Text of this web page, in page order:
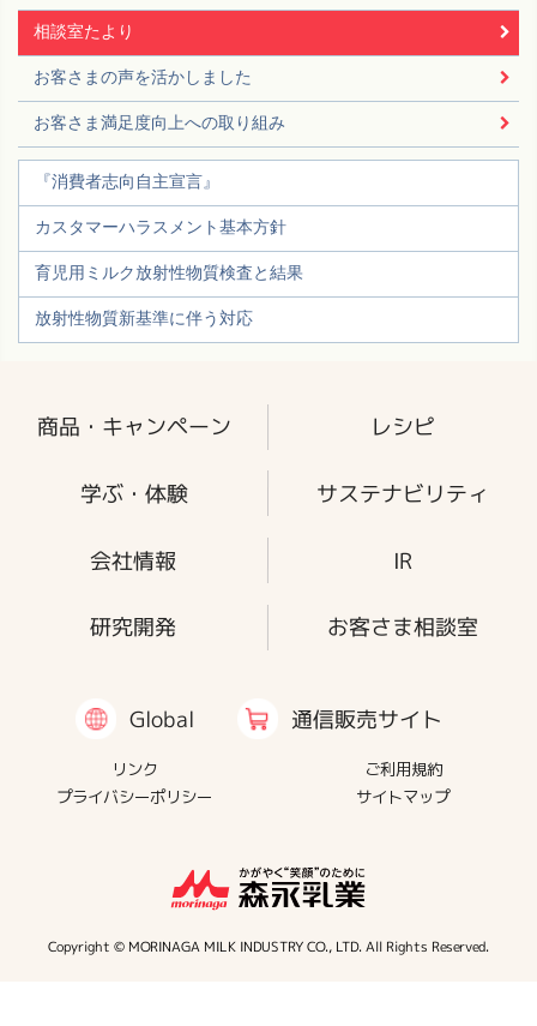
相談室たより
お客さまの声を活かしました
お客さま満足度向上への取り組み
『消費者志向自主宣言』
カスタマーハラスメント基本方針
育児用ミルク放射性物質検査と結果
放射性物質新基準に伴う対応
商品・キャンペーン レシピ
学ぶ・体験 サステナビリティ
会社情報 IR
研究開発 お客さま相談室
Global 通信販売サイト
リンク
ご利用規約
プライバシーポリシー
サイトマップ
Copyright © MORINAGA MILK INDUSTRY CO., LTD. All Rights Reserved.